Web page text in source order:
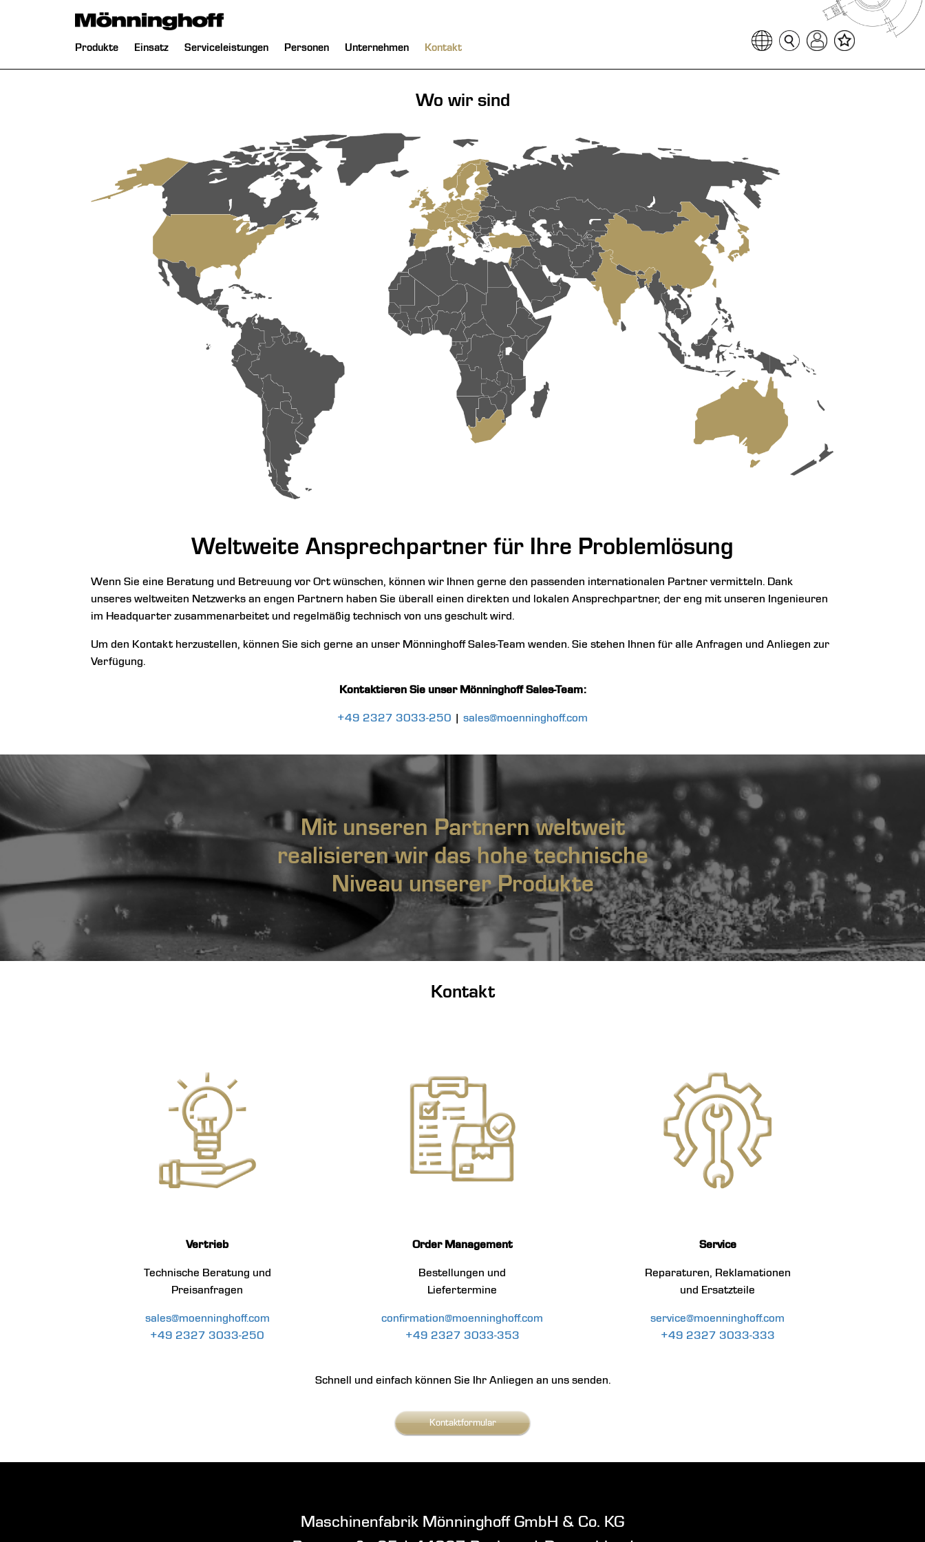
Navigation
Produkte Einsatz Serviceleistungen Personen Unternehmen Kontakt Sprache auswählen
Seitensuche
Favoritenliste
Wo wir sind
Weltweite Ansprechpartner für Ihre Problemlösung
Wenn Sie eine Beratung und Betreuung vor Ort wünschen, können wir Ihnen gerne den passenden internationalen Partner vermitteln. Dank
unseres weltweiten Netzwerks an engen Partnern haben Sie überall einen direkten und lokalen Ansprechpartner, der eng mit unseren Ingenieuren
im Headquarter zusammenarbeitet und regelmäßig technisch von uns geschult wird.
Um den Kontakt herzustellen, können Sie sich gerne an unser Mönninghoff Sales-Team wenden. Sie stehen Ihnen für alle Anfragen und Anliegen zur
Verfügung.
Kontaktieren Sie unser Mönninghoff Sales-Team:
+49 2327 3033-250 sales@moenninghoff.com
Mit unseren Partnern weltweit
realisieren wir das hohe technische
Niveau unserer Produkte
Kontakt
Vertrieb
Technische Beratung und
Preisanfragen
sales@moenninghoff.com
+49 2327 3033-250
Order Management
Bestellungen und
Liefertermine
confirmation@moenninghoff.com
+49 2327 3033-353
Service
Reparaturen, Reklamationen
und Ersatzteile
service@moenninghoff.com
+49 2327 3033-333
Schnell und einfach können Sie Ihr Anliegen an uns senden.
Kontaktformular
Maschinenfabrik Mönninghoff GmbH & Co. KG